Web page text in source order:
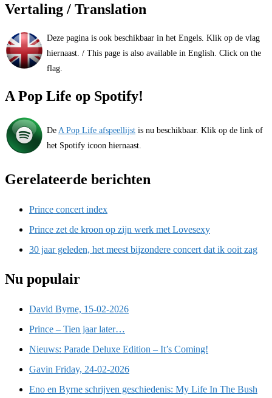
Vertaling / Translation
Deze pagina is ook beschikbaar in het Engels. Klik op de vlag
hiernaast. / This page is also available in English. Click on the
flag.
A Pop Life op Spotify!
De A Pop Life afspeellijst is nu beschikbaar. Klik op de link of
het Spotify icoon hiernaast.
Gerelateerde berichten
Prince concert index
Prince zet de kroon op zijn werk met Lovesexy
30 jaar geleden, het meest bijzondere concert dat ik ooit zag
Nu populair
David Byrne, 15-02-2026
Prince – Tien jaar later…
Nieuws: Parade Deluxe Edition – It’s Coming!
Gavin Friday, 24-02-2026
Eno en Byrne schrijven geschiedenis: My Life In The Bush